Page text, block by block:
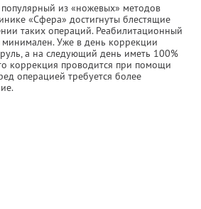
популярный из «ножевых» методов
«Сфера» достигнуты блестящие
таких операций. Реабилитационный
Уже в день коррекции
а на следующий день иметь 100%
коррекция проводится при помощи
операцией требуется более